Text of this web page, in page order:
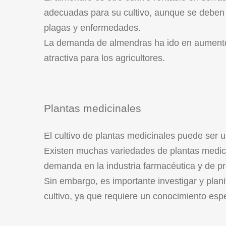
adecuadas para su cultivo, aunque se
plagas y enfermedades.
La demanda de almendras ha ido en
atractiva para los agricultores.
Plantas medicinales
El cultivo de plantas medicinales puede ser
Existen muchas variedades de plantas
demanda en la industria farmacéutica y de
Sin embargo, es importante investigar y
cultivo, ya que requiere un conocimiento